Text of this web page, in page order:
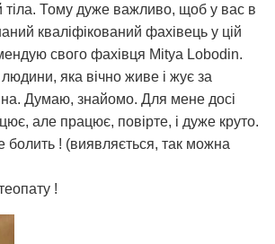
й тіла. Тому дуже важливо, щоб у вас в
кваліфікований фахівець у цій
свого фахівця Mitya Lobodin.
яка вічно живе і жує за
Думаю, знайомо. Для мене досі
але працює, повірте, і дуже круто.
болить ! (виявляється, так можна
!